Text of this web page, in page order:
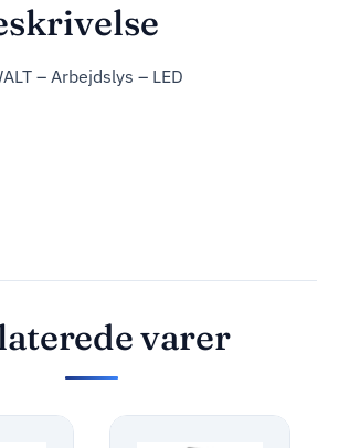
– Arbejdslys – LED
varer